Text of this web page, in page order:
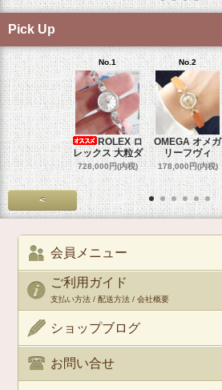
Pick Up
No.1
ROLEX ロ
レックス 大粒ダ
728,000円(内税)
No.2
OMEGA オメガ
リーフヴィ
178,000円(内税)
<
会員メニュー
ご利用ガイド
支払い方法 / 配送方法 / 会社概要
ショップブログ
お問い合せ